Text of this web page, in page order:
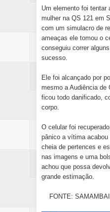
Um elemento foi tentar
mulher na QS 121 em
com um simulacro de
ameaças ele tomou o
conseguiu correr
sucesso.
Ele foi alcançado por
mesmo a Audiência de
ficou todo danificado,
corpo.
O celular foi
pânico a vítima acabou
cheia de pertences e
nas imagens e uma
achou que possa
grande estimação.
FONTE: